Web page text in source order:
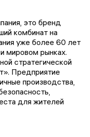
это бренд
комбинат на
уже более 60 лет
мировом рынках.
стратегической
Предприятие
производства,
для жителей